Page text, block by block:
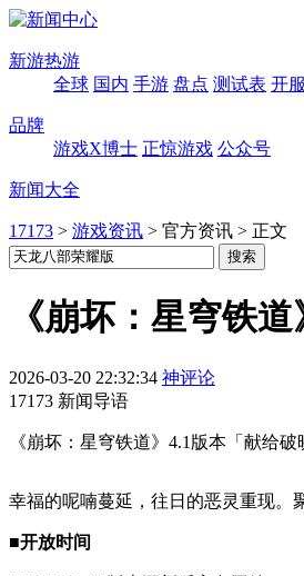
新游热游
全球 国内 手游 盘点 测试表 开
品牌
游戏X博士 正惊游戏 公众号
新闻大全
17173 > 游戏资讯 > 官方资讯 > 正文
《崩坏：星穹铁
2026-03-20 22:32:34 神评论
17173 新闻导语
《崩坏：星穹铁道》4.1版本「献给
幸福的呢喃蔓延，往日的恶灵重现。
■开放时间